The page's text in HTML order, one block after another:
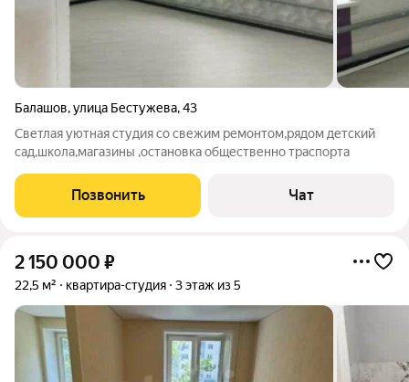
Балашов,улица Бестужева,43
Светлая уютная студия со свежим ремонтом,рядом детский
сад,школа,магазины ,остановка общественно траспорта
Позвонить Чат
2 150 000 ₽
22,5 м² квартира-студия 3 этаж из 5